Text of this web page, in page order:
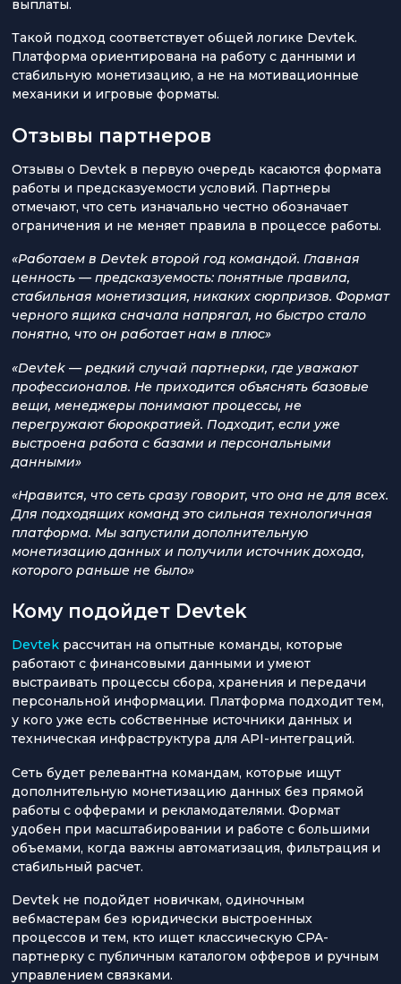
выплаты.
Такой подход соответствует общей логике Devtek.
Платформа ориентирована на работу с данными и
стабильную монетизацию, а не на мотивационные
механики и игровые форматы.
Отзывы партнеров
Отзывы о Devtek в первую очередь касаются формата
работы и предсказуемости условий. Партнеры
отмечают, что сеть изначально честно обозначает
ограничения и не меняет правила в процессе работы.
«Работаем в Devtek второй год командой. Главная
ценность — предсказуемость: понятные правила,
стабильная монетизация, никаких сюрпризов. Формат
черного ящика сначала напрягал, но быстро стало
понятно, что он работает нам в плюс»
«Devtek — редкий случай партнерки, где уважают
профессионалов. Не приходится объяснять базовые
вещи, менеджеры понимают процессы, не
перегружают бюрократией. Подходит, если уже
выстроена работа с базами и персональными
данными»
«Нравится, что сеть сразу говорит, что она не для всех.
Для подходящих команд это сильная технологичная
платформа. Мы запустили дополнительную
монетизацию данных и получили источник дохода,
которого раньше не было»
Кому подойдет Devtek
Devtek рассчитан на опытные команды, которые
работают с финансовыми данными и умеют
выстраивать процессы сбора, хранения и передачи
персональной информации. Платформа подходит тем,
у кого уже есть собственные источники данных и
техническая инфраструктура для API-интеграций.
Сеть будет релевантна командам, которые ищут
дополнительную монетизацию данных без прямой
работы с офферами и рекламодателями. Формат
удобен при масштабировании и работе с большими
объемами, когда важны автоматизация, фильтрация и
стабильный расчет.
Devtek не подойдет новичкам, одиночным
вебмастерам без юридически выстроенных
процессов и тем, кто ищет классическую CPA-
партнерку с публичным каталогом офферов и ручным
управлением связками.